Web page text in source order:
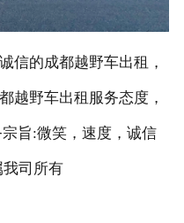
的成都越野车出租，
越野车出租服务态度，
旨:微笑，速度，诚信
司所有